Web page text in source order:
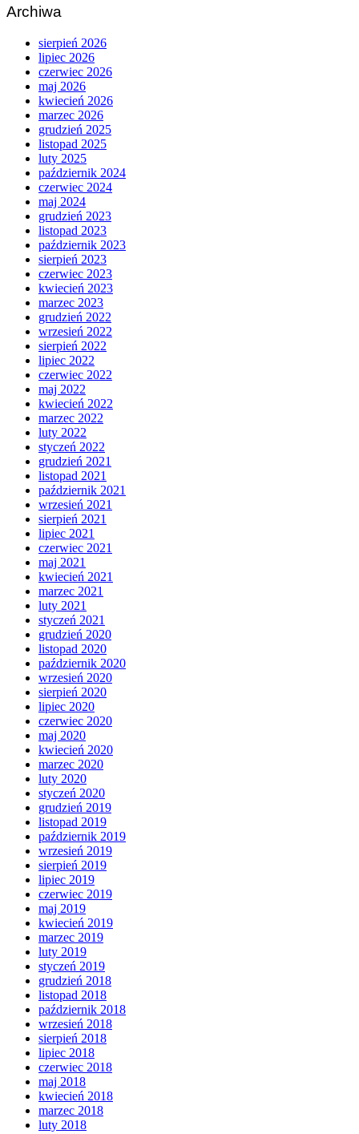
Archiwa
sierpień 2026
lipiec 2026
czerwiec 2026
maj 2026
kwiecień 2026
marzec 2026
grudzień 2025
listopad 2025
luty 2025
październik 2024
czerwiec 2024
maj 2024
grudzień 2023
listopad 2023
październik 2023
sierpień 2023
czerwiec 2023
kwiecień 2023
marzec 2023
grudzień 2022
wrzesień 2022
sierpień 2022
lipiec 2022
czerwiec 2022
maj 2022
kwiecień 2022
marzec 2022
luty 2022
styczeń 2022
grudzień 2021
listopad 2021
październik 2021
wrzesień 2021
sierpień 2021
lipiec 2021
czerwiec 2021
maj 2021
kwiecień 2021
marzec 2021
luty 2021
styczeń 2021
grudzień 2020
listopad 2020
październik 2020
wrzesień 2020
sierpień 2020
lipiec 2020
czerwiec 2020
maj 2020
kwiecień 2020
marzec 2020
luty 2020
styczeń 2020
grudzień 2019
listopad 2019
październik 2019
wrzesień 2019
sierpień 2019
lipiec 2019
czerwiec 2019
maj 2019
kwiecień 2019
marzec 2019
luty 2019
styczeń 2019
grudzień 2018
listopad 2018
październik 2018
wrzesień 2018
sierpień 2018
lipiec 2018
czerwiec 2018
maj 2018
kwiecień 2018
marzec 2018
luty 2018